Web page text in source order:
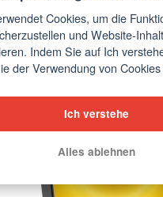
Cookies, um die
und Website-
Indem Sie auf Ich
der Verwendung von Cookies
Ich verstehe
Alles ablehnen